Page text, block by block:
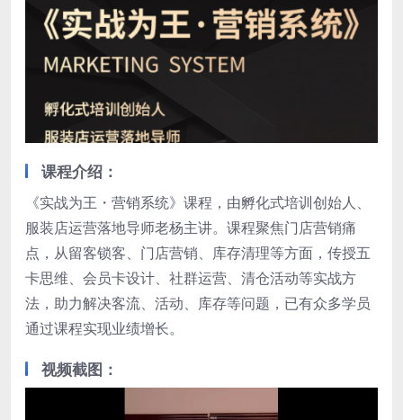
课程介绍：
《实战为王・营销系统》课程，由孵化式培训创始人、
服装店运营落地导师老杨主讲。课程聚焦门店营销痛
点，从留客锁客、门店营销、库存清理等方面，传授五
卡思维、会员卡设计、社群运营、清仓活动等实战方
法，助力解决客流、活动、库存等问题，已有众多学员
通过课程实现业绩增长。
视频截图：